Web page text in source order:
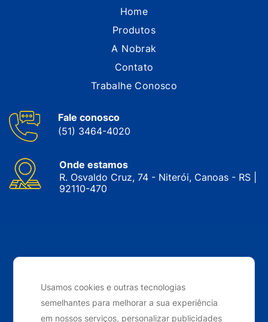
Usamos cookies e outras tecnologias
semelhantes para melhorar a sua experiência
em nossos serviços, personalizar publicidades
Home
Produtos
A Nobrak
Contato
Trabalhe Conosco
Fale conosco
(51) 3464-4020
Onde estamos
R. Osvaldo Cruz, 74 - Niterói, Canoas - RS |
92110-470
reservados. 2024
Desenvolvido por Elo Ideias